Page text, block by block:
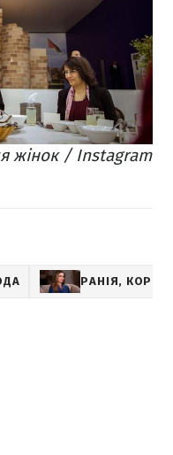
жінок / Instagram
РАНІЯ,